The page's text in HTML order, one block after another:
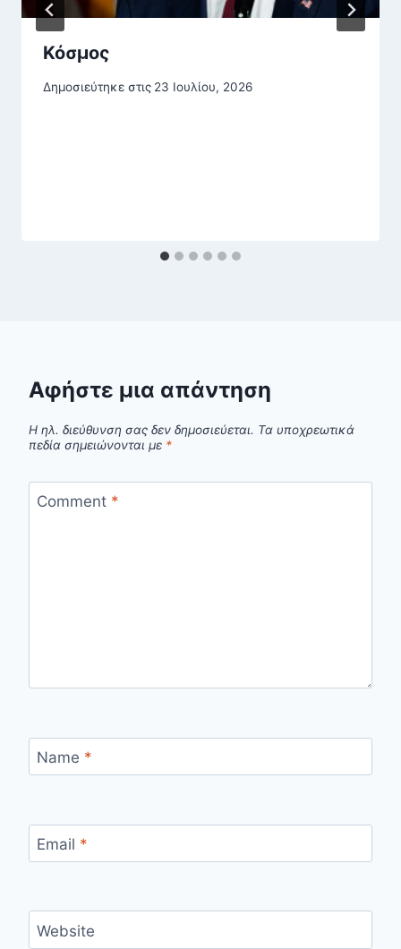
Κόσμος
Δημοσιεύτηκε στις 23 Ιουλίου, 2026
Αφήστε μια απάντηση
Η ηλ. διεύθυνση σας δεν δημοσιεύεται. Τα υποχρεωτικά
πεδία σημειώνονται με *
Comment *
Name *
Email *
Website